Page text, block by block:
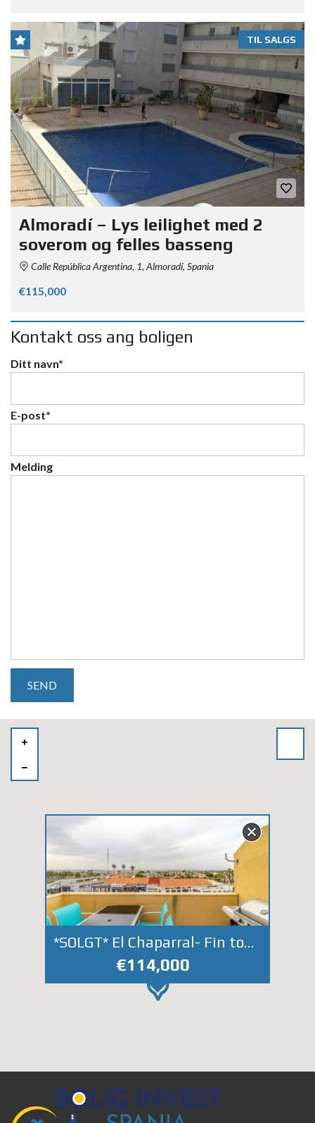
TIL SALGS
Almoradí – Lys leilighet med 2
soverom og felles basseng
Calle República Argentina, 1, Almoradí, Spania
€115,000
Kontakt oss ang boligen
Ditt navn*
E-post*
Melding
*SOLGT* El Chaparral- Fin toppleilighet med stor terrasse og felles bassengområde.
€114,000